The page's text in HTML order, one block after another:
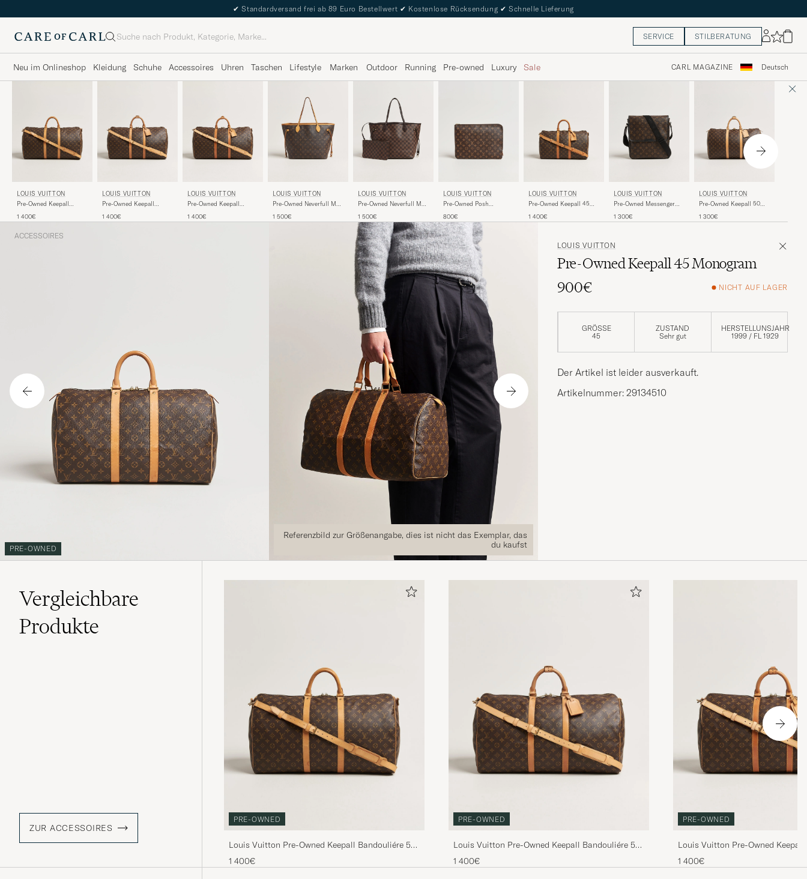
✔ Standardversand frei ab 89 Euro Bestellwert ✔ Kostenlose Rücksendung ✔ Schnelle Lieferung
Suche SERVICE STILBERATUNG
Neu im Onlineshop Kleidung Schuhe Accessoires Uhren Taschen Lifestyle Marken Outdoor Running Pre-owned Luxury Sale CARL MAGAZINE Deutsch
LOUIS VUITTON
Pre-Owned Keepall
Monogram
1 400€
LOUIS VUITTON
Pre-Owned Keepall
Monogram
1 400€
LOUIS VUITTON
Pre-Owned Keepall
Monogram
1 400€
LOUIS VUITTON
Pre-Owned Neverfull MM
1 500€
LOUIS VUITTON
Pre-Owned Neverfull MM
1 500€
LOUIS VUITTON
Pre-Owned Posh
800€
LOUIS VUITTON
Pre-Owned Keepall 45
1 400€
LOUIS VUITTON
Pre-Owned Messenger
1 300€
LOUIS VUITTON
Pre-Owned Keepall 50
1 300€
ACCESSOIRES
PRE-OWNED
Referenzbild zur Größenangabe, dies ist nicht das Exemplar, das
du kaufst
LOUIS VUITTON
Pre-Owned Keepall 45 Monogram
900€
NICHT AUF LAGER
GRÖSSE
45
ZUSTAND
Sehr gut
HERSTELLUNSJAHR
1999 / FL 1929
Der Artikel ist leider ausverkauft.
Artikelnummer: 29134510
Vergleichbare
Produkte
ZUR ACCESSOIRES
PRE-OWNED
Louis Vuitton Pre-Owned Keepall Bandouliére 55
Monogram
1 400€
PRE-OWNED
Louis Vuitton Pre-Owned Keepall Bandouliére 55
Monogram
1 400€
PRE-OWNED
Louis Vuitton Pre-Owned
Monogram
1 400€